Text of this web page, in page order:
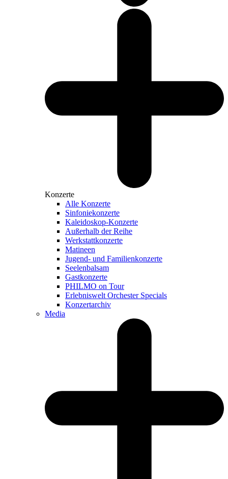
Konzerte
Alle Konzerte
Sinfoniekonzerte
Kaleidoskop-Konzerte
Außerhalb der Reihe
Werkstattkonzerte
Matineen
Jugend- und Familienkonzerte
Seelenbalsam
Gastkonzerte
PHILMO on Tour
Erlebniswelt Orchester Specials
Konzertarchiv
Media